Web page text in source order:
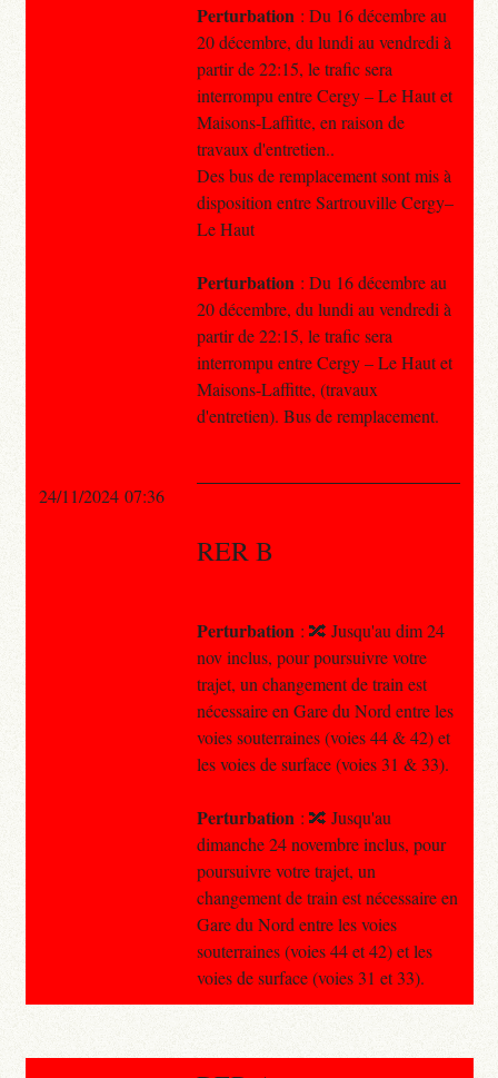
Perturbation : Du 16 décembre au
20 décembre, du lundi au vendredi à
partir de 22:15, le trafic sera
interrompu entre Cergy – Le Haut et
Maisons-Laffitte, en raison de
travaux d'entretien..
Des bus de remplacement sont mis à
disposition entre Sartrouville Cergy–
Le Haut
Perturbation : Du 16 décembre au
20 décembre, du lundi au vendredi à
partir de 22:15, le trafic sera
interrompu entre Cergy – Le Haut et
Maisons-Laffitte, (travaux
d'entretien). Bus de remplacement.
RER B
Perturbation : 🔀 Jusqu'au dim 24
nov inclus, pour poursuivre votre
trajet, un changement de train est
nécessaire en Gare du Nord entre les
voies souterraines (voies 44 & 42) et
les voies de surface (voies 31 & 33).
Perturbation : 🔀 Jusqu'au
dimanche 24 novembre inclus, pour
poursuivre votre trajet, un
changement de train est nécessaire en
Gare du Nord entre les voies
souterraines (voies 44 et 42) et les
voies de surface (voies 31 et 33).
24/11/2024 07:36